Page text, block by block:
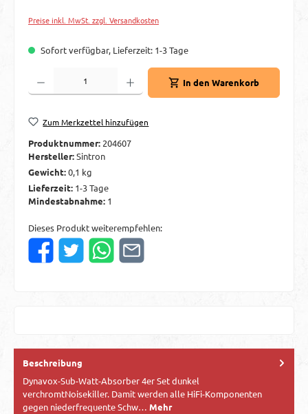
Preise inkl. MwSt. zzgl. Versandkosten
Sofort verfügbar, Lieferzeit: 1-3 Tage
Produkt Anzahl: Gib den gewünschten Wert ein oder benutze die Schaltflächen
In den Warenkorb
Zum Merkzettel hinzufügen
Produktnummer: 204607
Hersteller:Sintron
Gewicht:0,1 kg
Lieferzeit: 1-3 Tage
Mindestabnahme: 1
Dieses Produkt weiterempfehlen:
Beschreibung
Dynavox-Sub-Watt-Absorber 4er Set dunkel
verchromtNoisekiller. Damit werden alle HiFi-Komponenten
gegen niederfrequente Schw… Mehr